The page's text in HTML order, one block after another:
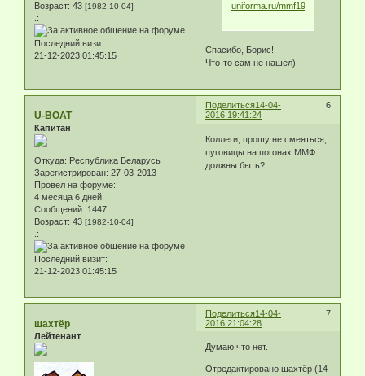
Возраст: 43 [1982-10-04]
.:
Последний визит:
21-12-2023 01:45:15
uniforma.ru/mmf1981/
Спасибо, Борис!
Что-то сам не нашел)
Поделиться 6
14-04-
2016 19:41:24
U-BOAT
Капитан
Откуда: Республика Беларусь
Зарегистрирован: 27-03-2013
Провел на форуме:
4 месяца 6 дней
Сообщений: 1447
Возраст: 43 [1982-10-04]
.:
Последний визит:
21-12-2023 01:45:15
Коллеги, прошу не смеяться,
пуговицы на погонах ММФ
должны быть?
Поделиться 7
14-04-
2016 21:04:28
шахтёр
Лейтенант
Думаю,что нет.
Отредактировано шахтёр (14-